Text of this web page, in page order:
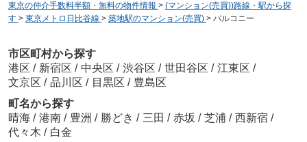
東京の仲介手数料半額・無料の物件情報 > (マンション(売買))路線・駅から探
す > 東京メトロ日比谷線 > 築地駅のマンション(売買) > バルコニー
市区町村から探す
港区 / 新宿区 / 中央区 / 渋谷区 / 世田谷区 / 江東区 /
文京区 / 品川区 / 目黒区 / 豊島区
町名から探す
晴海 / 港南 / 豊洲 / 勝どき / 三田 / 赤坂 / 芝浦 / 西新宿 /
代々木 / 白金